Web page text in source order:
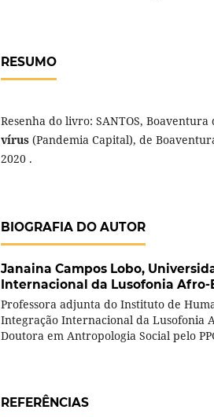
RESUMO
Resenha do livro: SANTOS, Boaventura
vírus (Pandemia Capital), de
2020 .
BIOGRAFIA DO AUTOR
Janaina Campos Lobo,
Internacional da Lusofonia Afro-
Professora adjunta do Instituto de
Integração Internacional da Lusofonia
Doutora em Antropologia Social pelo
REFERÊNCIAS